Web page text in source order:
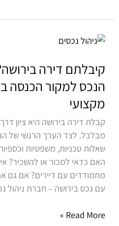
קיבלתם דירה
הנכס למקור הכנסה
מקצועי
קבלת דירה בירושה היא ציון
מבלבל. לצד הערך הרגשי של
שאלות טכניות, משפטיות
האם כדאי למכור או להשכיר?
מתמודדים עם דיירים? אם
עם נכס בירושה – חברת ניהול
קיבלתם
בירושה?
כך
תהפכו
את
הנכס
למקור
הכנסה
בעזרת
ניהול
נכסים
Read More »